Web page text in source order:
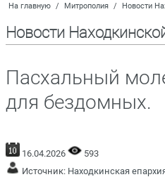
На главную / Митрополия / Новости
Новости
Пасхальный
для бездомных.
16.04.2026
593
Источник: Находкинская